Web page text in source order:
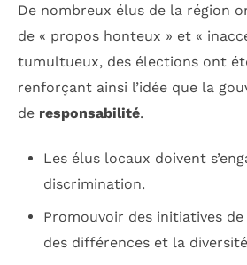
De nombreux élus de la région
de « propos honteux » et «
tumultueux, des élections ont
renforçant ainsi l’idée que la
de responsabilité.
Les élus locaux doivent
discrimination.
Promouvoir des initiatives
des différences et la